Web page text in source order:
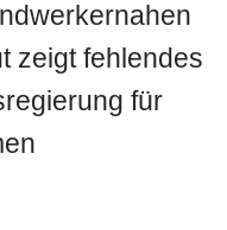
zeigt fehlendes
für